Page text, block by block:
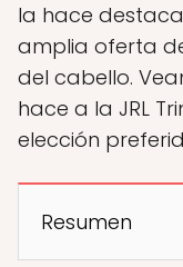
la hace
amplia oferta
del cabello.
hace a la JRL
elección
Resumen